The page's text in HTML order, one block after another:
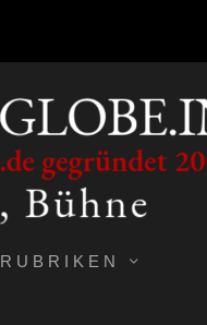
RUBRIKEN